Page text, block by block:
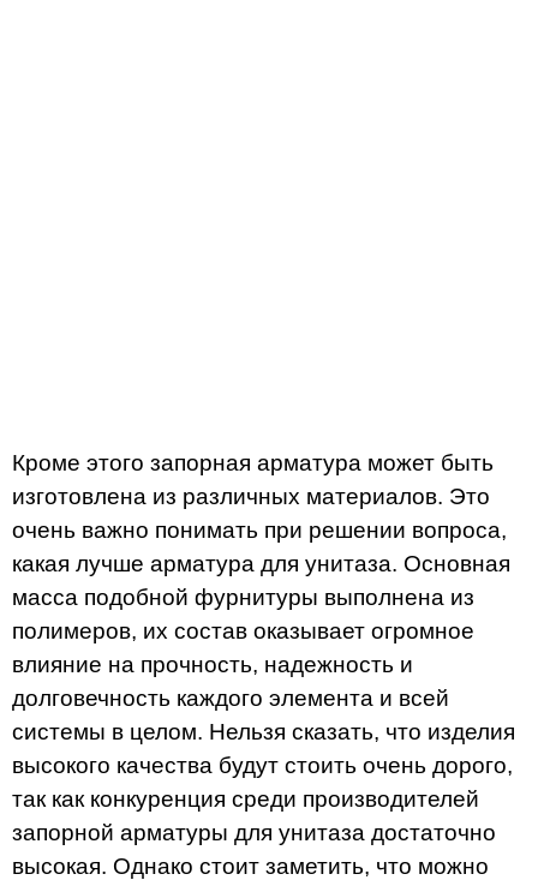
Кроме этого запорная арматура может быть
изготовлена из различных материалов. Это
очень важно понимать при решении вопроса,
какая лучше арматура для унитаза. Основная
масса подобной фурнитуры выполнена из
полимеров, их состав оказывает огромное
влияние на прочность, надежность и
долговечность каждого элемента и всей
системы в целом. Нельзя сказать, что изделия
высокого качества будут стоить очень дорого,
так как конкуренция среди производителей
запорной арматуры для унитаза достаточно
высокая. Однако стоит заметить, что можно